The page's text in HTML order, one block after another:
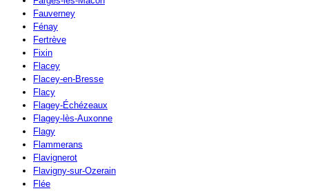
Fauverney
Fénay
Fertrève
Fixin
Flacey
Flacey-en-Bresse
Flacy
Flagey-Échézeaux
Flagey-lès-Auxonne
Flagy
Flammerans
Flavignerot
Flavigny-sur-Ozerain
Flée